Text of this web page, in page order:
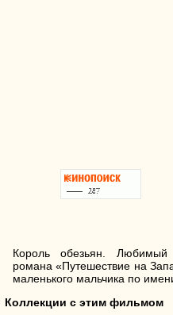
Король обезьян. Любимый
романа «Путешествие на
маленького мальчика по
Коллекции с этим фильмом